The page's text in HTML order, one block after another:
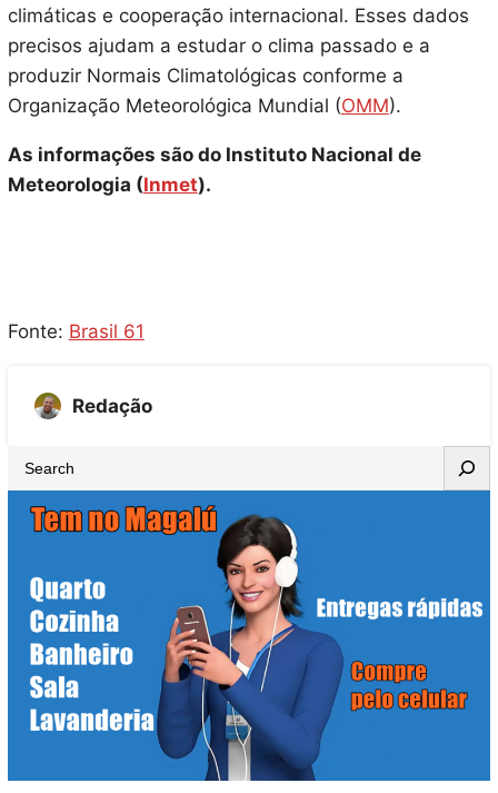
climáticas e cooperação internacional. Esses dados
precisos ajudam a estudar o clima passado e a
produzir Normais Climatológicas conforme a
Organização Meteorológica Mundial (OMM).
As informações são do Instituto Nacional de
Meteorologia (Inmet).
Fonte: Brasil 61
Redação
e